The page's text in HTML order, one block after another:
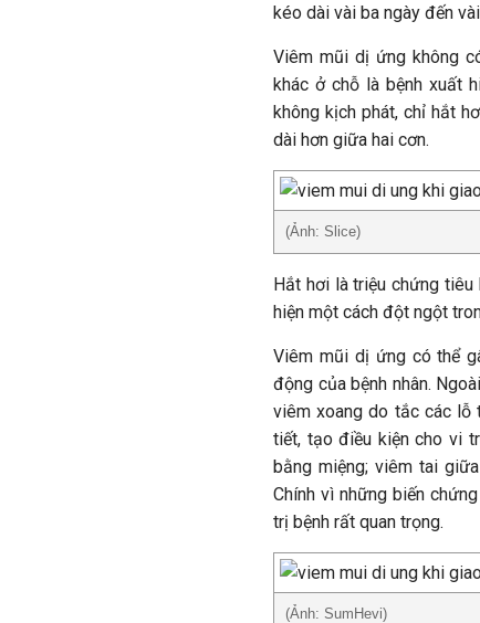
kéo dài vài ba ngày đến
Viêm mũi dị ứng không
khác ở chỗ là bệnh xuất
không kịch phát, chỉ hắt
dài hơn giữa hai cơn.
(Ảnh: Slice)
Hắt hơi là triệu chứng
hiện một cách đột ngột
Viêm mũi dị ứng có thể
động của bệnh nhân.
viêm xoang do tắc các lỗ
tiết, tạo điều kiện cho vi
bằng miệng; viêm tai
Chính vì những biến
trị bệnh rất quan trọng.
(Ảnh: SumHevi)